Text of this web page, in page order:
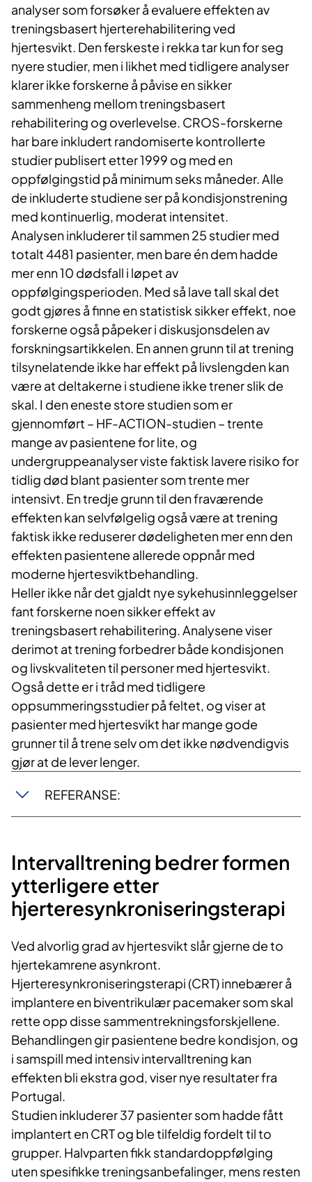
analyser som forsøker å evaluere effekten av
treningsbasert hjerterehabilitering ved
hjertesvikt. Den ferskeste i rekka tar kun for seg
nyere studier, men i likhet med tidligere analyser
klarer ikke forskerne å påvise en sikker
sammenheng mellom treningsbasert
rehabilitering og overlevelse. CROS-forskerne
har bare inkludert randomiserte kontrollerte
studier publisert etter 1999 og med en
oppfølgingstid på minimum seks måneder. Alle
de inkluderte studiene ser på kondisjonstrening
med kontinuerlig, moderat intensitet.
Analysen inkluderer til sammen 25 studier med
totalt 4481 pasienter, men bare én dem hadde
mer enn 10 dødsfall i løpet av
oppfølgingsperioden. Med så lave tall skal det
godt gjøres å finne en statistisk sikker effekt, noe
forskerne også påpeker i diskusjonsdelen av
forskningsartikkelen. En annen grunn til at trening
tilsynelatende ikke har effekt på livslengden kan
være at deltakerne i studiene ikke trener slik de
skal. I den eneste store studien som er
gjennomført – HF-ACTION-studien – trente
mange av pasientene for lite, og
undergruppeanalyser viste faktisk lavere risiko for
tidlig død blant pasienter som trente mer
intensivt. En tredje grunn til den fraværende
effekten kan selvfølgelig også være at trening
faktisk ikke reduserer dødeligheten mer enn den
effekten pasientene allerede oppnår med
moderne hjertesviktbehandling.
Heller ikke når det gjaldt nye sykehusinnleggelser
fant forskerne noen sikker effekt av
treningsbasert rehabilitering. Analysene viser
derimot at trening forbedrer både kondisjonen
og livskvaliteten til personer med hjertesvikt.
Også dette er i tråd med tidligere
oppsummeringsstudier på feltet, og viser at
pasienter med hjertesvikt har mange gode
grunner til å trene selv om det ikke nødvendigvis
gjør at de lever lenger.
REFERANSE:
Intervalltrening bedrer formen
ytterligere etter
hjerteresynkroniseringsterapi
Ved alvorlig grad av hjertesvikt slår gjerne de to
hjertekamrene asynkront.
Hjerteresynkroniseringsterapi (CRT) innebærer å
implantere en biventrikulær pacemaker som skal
rette opp disse sammentrekningsforskjellene.
Behandlingen gir pasientene bedre kondisjon, og
i samspill med intensiv intervalltrening kan
effekten bli ekstra god, viser nye resultater fra
Portugal.
Studien inkluderer 37 pasienter som hadde fått
implantert en CRT og ble tilfeldig fordelt til to
grupper. Halvparten fikk standardoppfølging
uten spesifikke treningsanbefalinger, mens resten